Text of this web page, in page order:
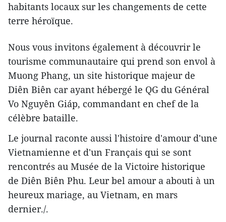
habitants locaux sur les changements de cette
terre héroïque.
Nous vous invitons également à découvrir le
tourisme communautaire qui prend son envol à
Muong Phang, un site historique majeur de
Diên Biên car ayant hébergé le QG du Général
Vo Nguyên Giáp, commandant en chef de la
célèbre bataille.
Le journal raconte aussi l'histoire d'amour d'une
Vietnamienne et d'un Français qui se sont
rencontrés au Musée de la Victoire historique
de Diên Biên Phu. Leur bel amour a abouti à un
heureux mariage, au Vietnam, en mars
dernier./.